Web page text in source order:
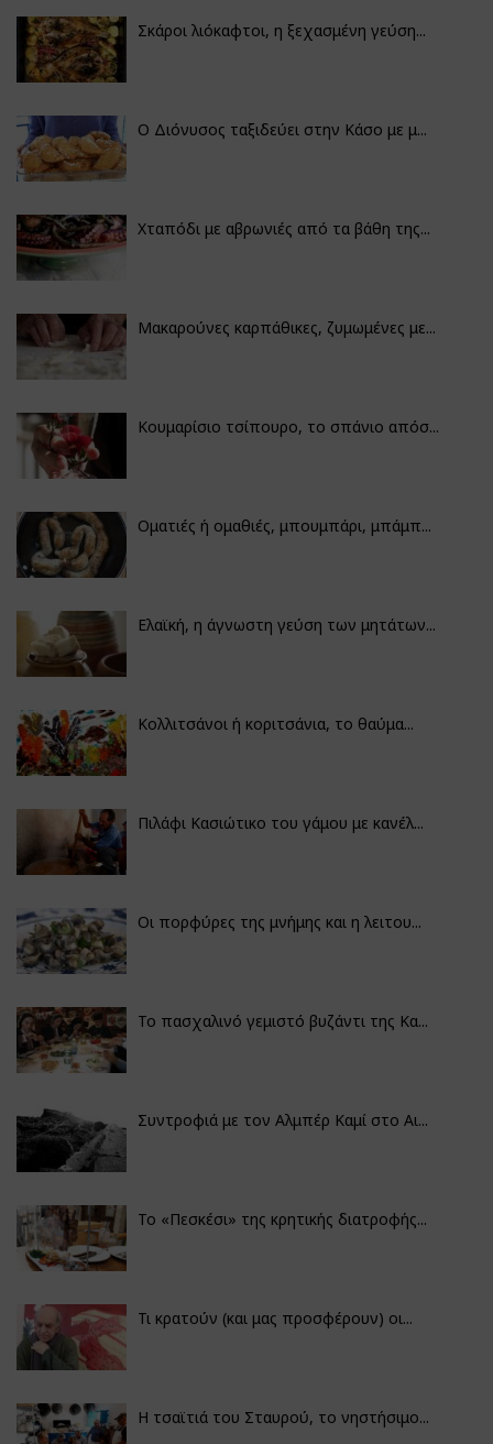
Σκάροι λιόκαφτοι, η ξεχασμένη γεύση...
Ο Διόνυσος ταξιδεύει στην Κάσο με μ...
Χταπόδι με αβρωνιές από τα βάθη της...
Μακαρούνες καρπάθικες, ζυμωμένες με...
Κουμαρίσιο τσίπουρο, το σπάνιο απόσ...
Οματιές ή ομαθιές, μπουμπάρι, μπάμπ...
Ελαϊκή, η άγνωστη γεύση των μητάτων...
Κολλιτσάνοι ή κοριτσάνια, το θαύμα...
Πιλάφι Κασιώτικο του γάμου με κανέλ...
Οι πορφύρες της μνήμης και η λειτου...
Το πασχαλινό γεμιστό βυζάντι της Κα...
Συντροφιά με τον Αλμπέρ Καμί στο Αι...
Το «Πεσκέσι» της κρητικής διατροφής...
Τι κρατούν (και μας προσφέρουν) οι...
Η τσαϊτιά του Σταυρού, το νηστήσιμο...